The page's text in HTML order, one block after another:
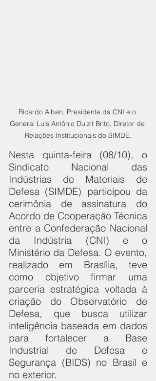
Ricardo Alban, Presidente da CNI e o
General Luis Antônio Duizit Brito, Diretor de
Relações Institucionais do SIMDE.
Nesta quinta-feira (08/10), o
Sindicato Nacional das
Indústrias de Materiais de
Defesa (SIMDE) participou da
cerimônia de assinatura do
Acordo de Cooperação Técnica
entre a Confederação Nacional
da Indústria (CNI) e o
Ministério da Defesa. O evento,
realizado em Brasília, teve
como objetivo firmar uma
parceria estratégica voltada à
criação do Observatório de
Defesa, que busca utilizar
inteligência baseada em dados
para fortalecer a Base
Industrial de Defesa e
Segurança (BIDS) no Brasil e
no exterior.